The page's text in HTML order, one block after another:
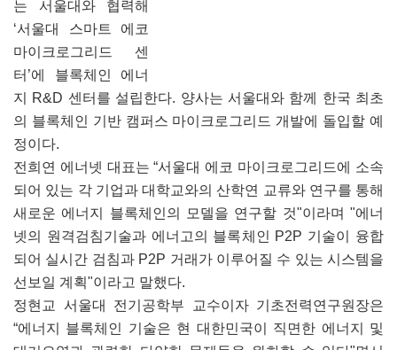
는 서울대와 협력해
‘서울대 스마트 에코
마이크로그리드 센
터’에 블록체인 에너
지 R&D 센터를 설립한다. 양사는 서울대와 함께 한국 최초
의 블록체인 기반 캠퍼스 마이크로그리드 개발에 돌입할 예
정이다.
전희연 에너넷 대표는 “서울대 에코 마이크로그리드에 소속
되어 있는 각 기업과 대학교와의 산학연 교류와 연구를 통해
새로운 에너지 블록체인의 모델을 연구할 것"이라며 "에너
넷의 원격검침기술과 에너고의 블록체인 P2P 기술이 융합
되어 실시간 검침과 P2P 거래가 이루어질 수 있는 시스템을
선보일 계획"이라고 말했다.
정현교 서울대 전기공학부 교수이자 기초전력연구원장은
“에너지 블록체인 기술은 현 대한민국이 직면한 에너지 및